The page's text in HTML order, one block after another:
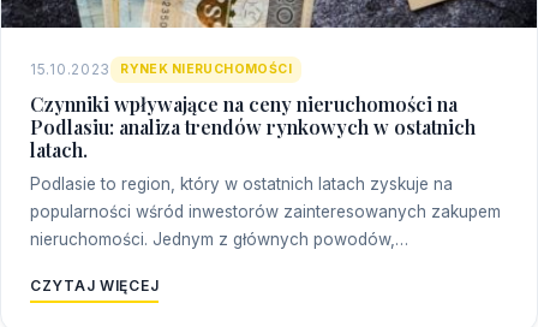
15.10.2023 RYNEK NIERUCHOMOŚCI
Czynniki wpływające na ceny nieruchomości na
Podlasiu: analiza trendów rynkowych w ostatnich
latach.
Podlasie to region, który w ostatnich latach zyskuje na
popularności wśród inwestorów zainteresowanych zakupem
nieruchomości. Jednym z głównych powodów,…
CZYTAJ WIĘCEJ